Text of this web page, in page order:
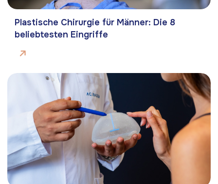
Plastische Chirurgie für Männer: Die 8
beliebtesten Eingriffe